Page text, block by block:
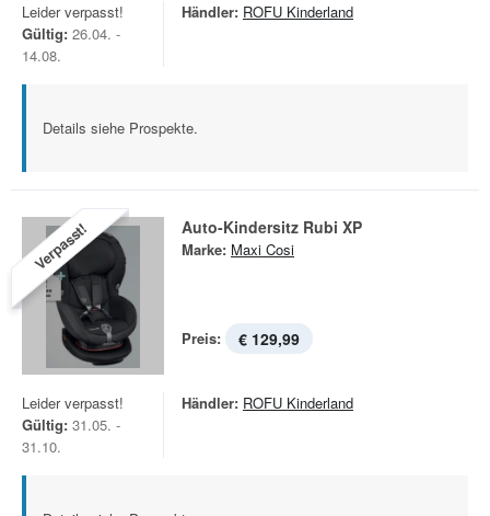
Leider verpasst!
Gültig: 26.04. -
14.08.
Händler: ROFU Kinderland
Details siehe Prospekte.
Verpasst! Auto-Kindersitz Rubi XP
Marke: Maxi Cosi
Preis: € 129,99
Leider verpasst!
Gültig: 31.05. -
31.10.
Händler: ROFU Kinderland